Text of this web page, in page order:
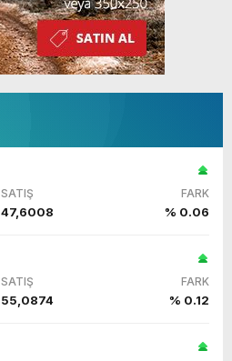
SATIŞ FARK
47,6008 % 0.06
SATIŞ FARK
55,0874 % 0.12